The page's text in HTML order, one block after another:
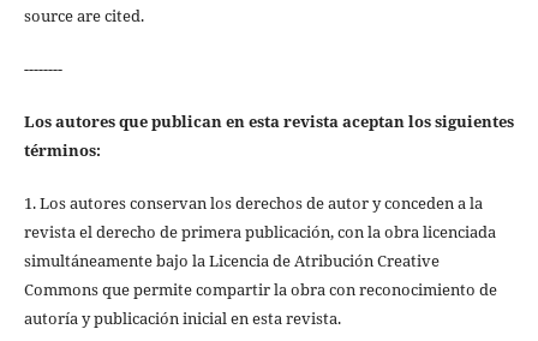
source are cited.
--------
Los autores que publican en esta revista aceptan los siguientes
términos:
1. Los autores conservan los derechos de autor y conceden a la
revista el derecho de primera publicación, con la obra licenciada
simultáneamente bajo la Licencia de Atribución Creative
Commons que permite compartir la obra con reconocimiento de
autoría y publicación inicial en esta revista.